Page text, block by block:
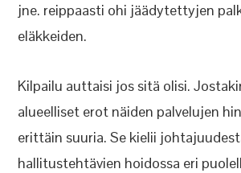
jne. reippaasti ohi jäädytettyjen
eläkkeiden.
Kilpailu auttaisi jos sitä olisi.
alueelliset erot näiden palvelujen
erittäin suuria. Se kielii
hallitustehtävien hoidossa eri